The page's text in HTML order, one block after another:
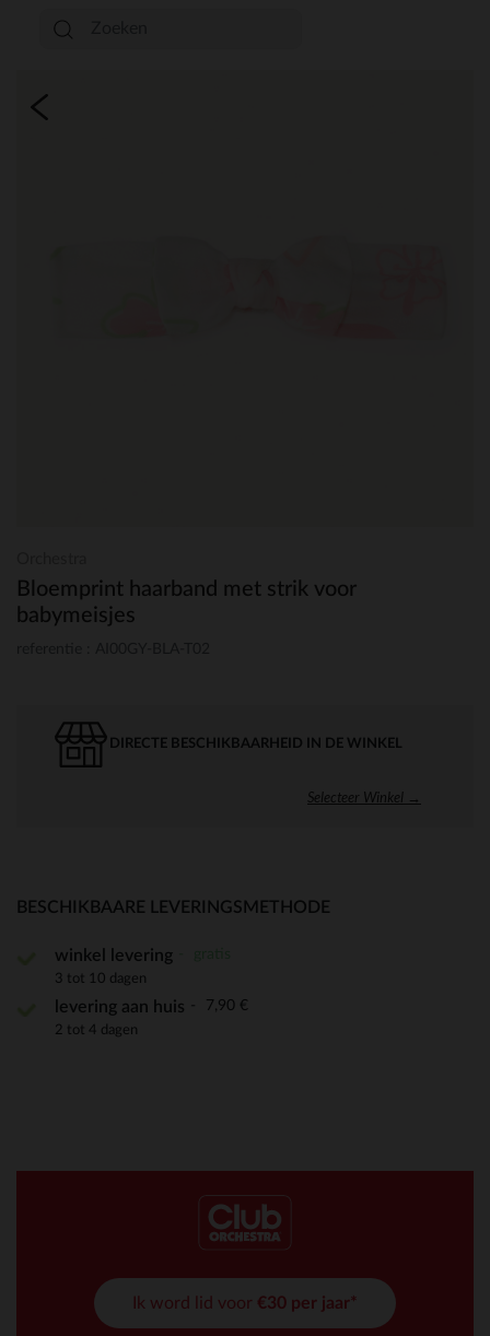
Bloemprint haarband met strik voor
babymeisjes
DIRECTE BESCHIKBAARHEID IN DE WINKEL
Selecteer Winkel →
BESCHIKBAARE LEVERINGSMETHODE
winkel levering
3 tot 10 dagen
levering aan huis 7,90 €
2 tot 4 dagen
Ik word lid voor €30 per jaar*